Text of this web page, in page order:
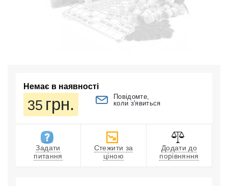
Немає в наявності
35 грн.
Повідомте,
коли з'явиться
Задати
питання
Стежити за
ціною
Додати до
порівняння